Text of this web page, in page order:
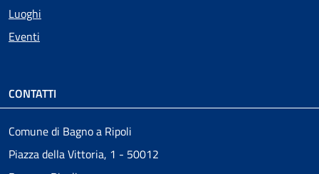
Luoghi
Eventi
CONTATTI
Comune di Bagno a Ripoli
Piazza della Vittoria, 1 - 50012